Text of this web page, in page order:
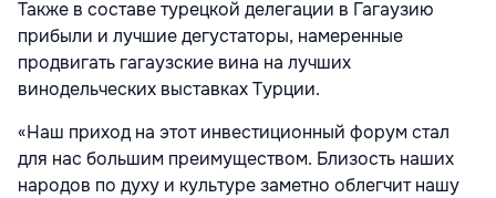
Также в составе турецкой делегации в Гагаузию
прибыли и лучшие дегустаторы, намеренные
продвигать гагаузские вина на лучших
винодельческих выставках Турции.
«Наш приход на этот инвестиционный форум стал
для нас большим преимуществом. Близость наших
народов по духу и культуре заметно облегчит нашу